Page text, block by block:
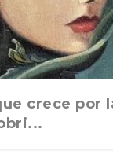
crece por